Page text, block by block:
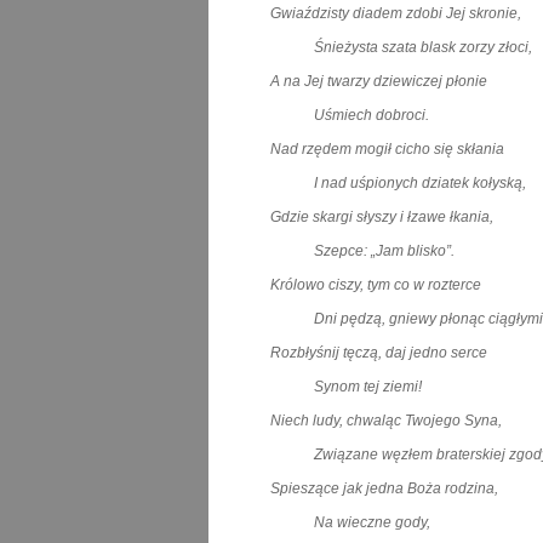
Gwiaździsty diadem zdobi Jej skronie,
Śnieżysta szata blask zorzy złoci,
A na Jej twarzy dziewiczej płonie
Uśmiech dobroci.
Nad rzędem mogił cicho się skłania
I nad uśpionych dziatek kołyską,
Gdzie skargi słyszy i łzawe łkania,
Szepce: „Jam blisko”.
Królowo ciszy, tym co w rozterce
Dni pędzą, gniewy płonąc
Rozbłyśnij tęczą, daj jedno serce
Synom tej ziemi!
Niech ludy, chwaląc Twojego Syna,
Związane węzłem braterskiej
Spieszące jak jedna Boża rodzina,
Na wieczne gody,